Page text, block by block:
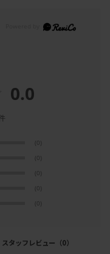
0.0
(0)
(0)
(0)
(0)
(0)
スタッフレビュー （0）